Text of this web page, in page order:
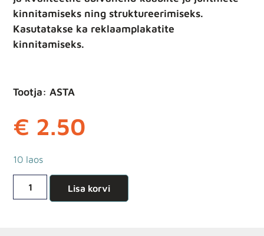
kinnitamiseks ning struktureerimiseks.
Kasutatakse ka reklaamplakatite
kinnitamiseks.
Tootja: ASTA
€ 2.50
10 laos
Lisa korvi